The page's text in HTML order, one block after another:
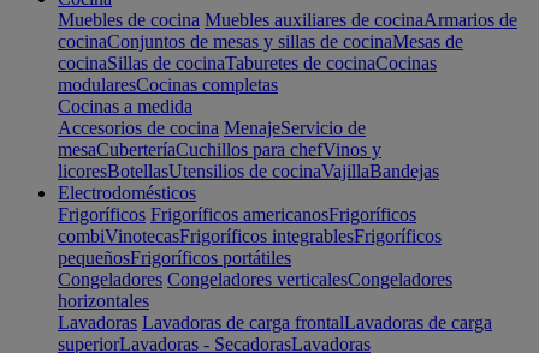
Muebles de cocina Muebles auxiliares de cocinaArmarios de
cocinaConjuntos de mesas y sillas de cocinaMesas de
cocinaSillas de cocinaTaburetes de cocinaCocinas
modularesCocinas completas
Cocinas a medida
Accesorios de cocina MenajeServicio de
mesaCuberteríaCuchillos para chefVinos y
licoresBotellasUtensilios de cocinaVajillaBandejas
Electrodomésticos
Frigoríficos Frigoríficos americanosFrigoríficos
combiVinotecasFrigoríficos integrablesFrigoríficos
pequeñosFrigoríficos portátiles
Congeladores Congeladores verticalesCongeladores
horizontales
Lavadoras Lavadoras de carga frontalLavadoras de carga
superiorLavadoras - SecadorasLavadoras